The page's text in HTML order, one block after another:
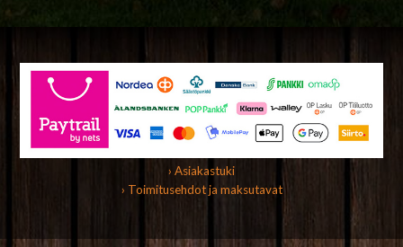
› Asiakastuki
› Toimitusehdot ja maksutavat